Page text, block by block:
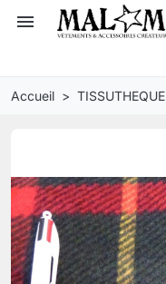
menu
Accueil TISSUTHEQUE